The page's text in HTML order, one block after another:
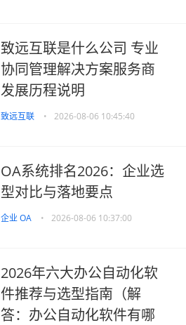
致远互联是什么公司 专业
协同管理解决方案服务商
发展历程说明
致远互联 • 2026-08-06 10:45:40
OA系统排名2026：企业选
型对比与落地要点
企业 OA • 2026-08-06 10:37:00
2026年六大办公自动化软
件推荐与选型指南（解
答：办公自动化软件有哪